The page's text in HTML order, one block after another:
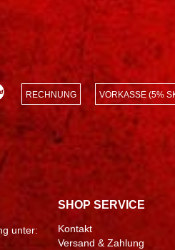
RECHNUNG VORKASSE (5%
unter:
SHOP SERVICE
Kontakt
Versand & Zahlung